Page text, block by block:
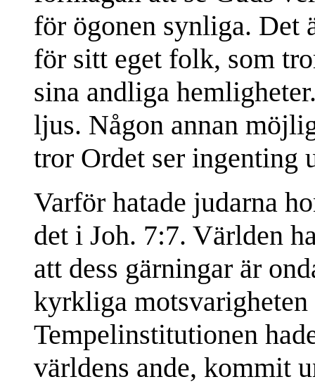
för ögonen synliga. Det
för sitt eget folk, som
sina andliga
ljus. Någon annan
tror Ordet ser ingenting
Varför hatade judarna
det i Joh. 7:7. Världen
att dess gärningar är
kyrkliga
Tempelinstitutionen
världens ande, kommit